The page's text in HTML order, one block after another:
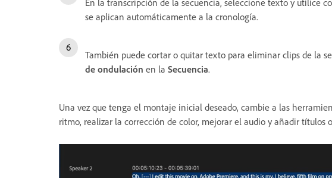
se aplican automáticamente a la cronología.
También puede cortar o quitar texto para eliminar clips de la
de ondulación en la Secuencia.
Una vez que tenga el montaje inicial deseado, cambie a las
ritmo, realizar la corrección de color, mejorar el audio y añadir títulos